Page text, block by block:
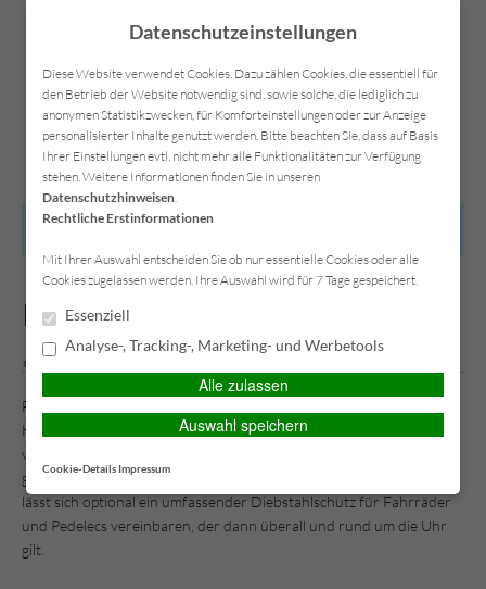
Kontakt Anfahrt Datenschutz Impressum
HAUPTMENÜ
Hausratversicherung: Baustein
„Fahrraddiebstahl“ mitversichern
Fahrräder und Pedelecs sind ein beliebtes Diebesgut. In einfachen
Hausratpolicen sind sie oft nur in verschlossenen Räumen
versichert, die meisten Räder werden jedoch auf offener Straße
gestohlen. Erfreulich: Als Zusatzbaustein zur Hausratversicherung
lässt sich optional ein umfassender Diebstahlschutz für Fahrräder
und Pedelecs vereinbaren, der dann überall und rund um die Uhr
gilt.
Datenschutzeinstellungen
Diese Website verwendet Cookies. Dazu zählen Cookies, die essentiell für
den Betrieb der Website notwendig sind, sowie solche, die lediglich zu
anonymen Statistikzwecken, für Komforteinstellungen oder zur Anzeige
personalisierter Inhalte genutzt werden. Bitte beachten Sie, dass auf Basis
Ihrer Einstellungen evtl. nicht mehr alle Funktionalitäten zur Verfügung
stehen. Weitere Informationen finden Sie in unseren
Datenschutzhinweisen.
Rechtliche Erstinformationen
Mit Ihrer Auswahl entscheiden Sie ob nur essentielle Cookies oder alle
Cookies zugelassen werden. Ihre Auswahl wird für 7 Tage gespeichert.
Essenziell
Analyse-, Tracking-, Marketing- und Werbetools
Alle zulassen
Auswahl speichern
Cookie-Details Impressum